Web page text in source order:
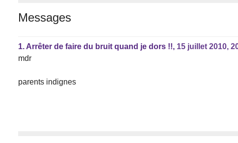
Messages
1. Arrêter de faire du bruit quand je dors !!, 15 juillet 2010,
mdr
parents indignes